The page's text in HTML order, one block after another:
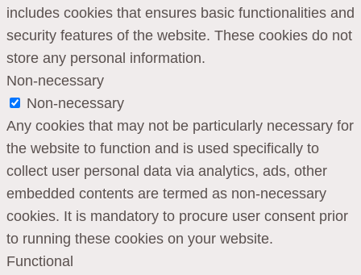
includes cookies that ensures basic functionalities and
security features of the website. These cookies do not
store any personal information.
Non-necessary
Non-necessary
Any cookies that may not be particularly necessary for
the website to function and is used specifically to
collect user personal data via analytics, ads, other
embedded contents are termed as non-necessary
cookies. It is mandatory to procure user consent prior
to running these cookies on your website.
Functional